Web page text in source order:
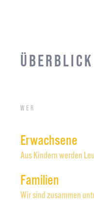
Überblick
Wer
Erwachsene
Aus Kindern werden
Familien
Wir sind zusammen